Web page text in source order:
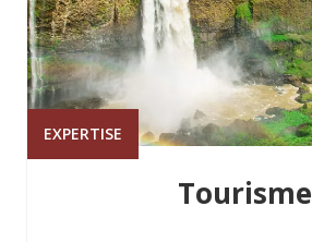
EXPERTISE
Tourisme